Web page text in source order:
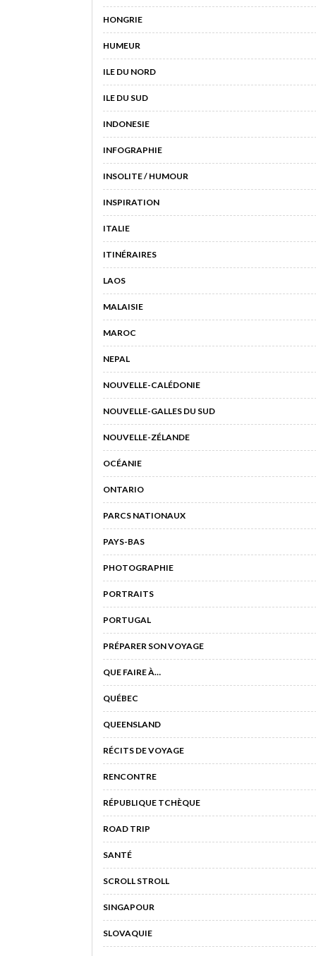
HONGRIE
HUMEUR
ILE DU NORD
ILE DU SUD
INDONESIE
INFOGRAPHIE
INSOLITE / HUMOUR
INSPIRATION
ITALIE
ITINÉRAIRES
LAOS
MALAISIE
MAROC
NEPAL
NOUVELLE-CALÉDONIE
NOUVELLE-GALLES DU SUD
NOUVELLE-ZÉLANDE
OCÉANIE
ONTARIO
PARCS NATIONAUX
PAYS-BAS
PHOTOGRAPHIE
PORTRAITS
PORTUGAL
PRÉPARER SON VOYAGE
QUE FAIRE À…
QUÉBEC
QUEENSLAND
RÉCITS DE VOYAGE
RENCONTRE
RÉPUBLIQUE TCHÈQUE
ROAD TRIP
SANTÉ
SCROLL STROLL
SINGAPOUR
SLOVAQUIE